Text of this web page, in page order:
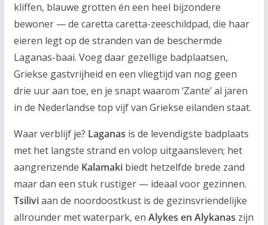
kliffen, blauwe grotten én een heel bijzondere
bewoner — de caretta caretta-zeeschildpad, die haar
eieren legt op de stranden van de beschermde
Laganas-baai. Voeg daar gezellige badplaatsen,
Griekse gastvrijheid en een vliegtijd van nog geen
drie uur aan toe, en je snapt waarom ‘Zante’ al jaren
in de Nederlandse top vijf van Griekse eilanden staat.
Waar verblijf je? Laganas is de levendigste badplaats
met het langste strand en volop uitgaansleven; het
aangrenzende Kalamakibiedt hetzelfde brede zand
maar dan een stuk rustiger — ideaal voor gezinnen.
Tsiliviaan de noordoostkust is de gezinsvriendelijke
allrounder met waterpark, en Alykes en Alykanas zijn